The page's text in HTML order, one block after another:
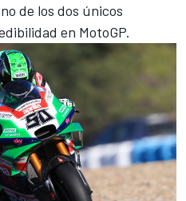
de los dos únicos
en MotoGP.